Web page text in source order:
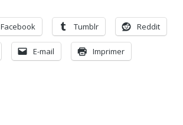
Facebook Tumblr Reddit
E-mail Imprimer